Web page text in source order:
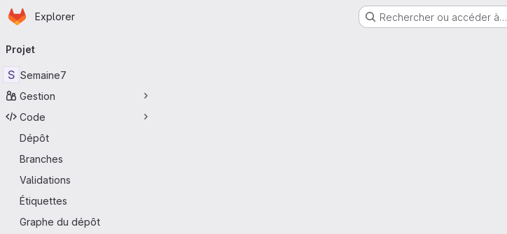
Passer au contenu principal
Page d'accueil
Explorer Rechercher ou accéder à…
principale
Projet
S Semaine7
Gestion
Code
Dépôt
Branches
Validations
Étiquettes
Graphe du dépôt